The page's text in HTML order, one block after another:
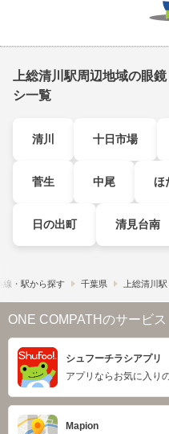
上総清川駅周辺地域の眼
シ一覧
清川 十日市場
菅生 中尾 ほ
日の出町 清見台南
線・駅から探す 千葉県 上総清川駅
ONE COMPATHのサービス
シュフーチラシアプリ
アプリならお気に入り
Mapion